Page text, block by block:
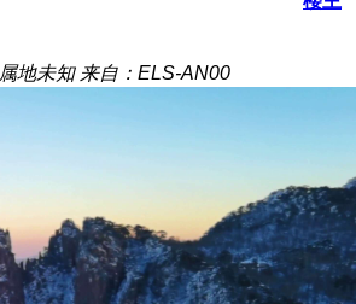
属地未知 来自：ELS-AN00